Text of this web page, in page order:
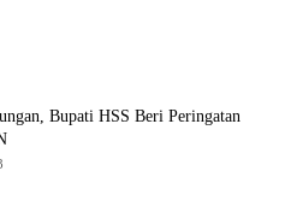
Bupati HSS Beri Peringatan